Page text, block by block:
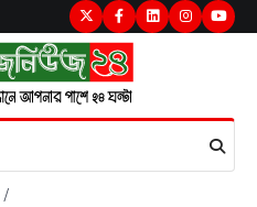
TwitterFacebook
LinkedInInstagram